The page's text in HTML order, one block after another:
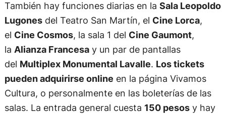
También hay funciones diarias en la Sala Leopoldo
Lugonesdel Teatro San Martín, el Cine Lorca,
el Cine Cosmos, la sala 1 del Cine Gaumont,
la Alianza Francesay un par de pantallas
del Multiplex Monumental Lavalle. Los tickets
pueden adquirirse online en la página Vivamos
Cultura, o personalmente en las boleterías de las
salas. La entrada general cuesta 150 pesosy hay